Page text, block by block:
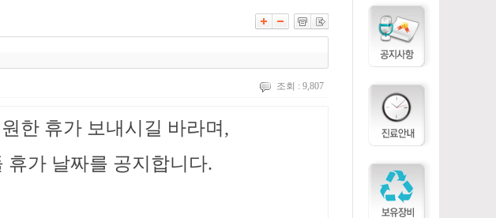
조회 : 9,807
한 휴가 보내시길 바라며,
휴가 날짜를 공지합니다.